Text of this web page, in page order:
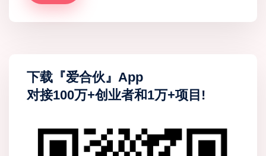
下载『爱合伙』App
对接100万+创业者和1万+项目!